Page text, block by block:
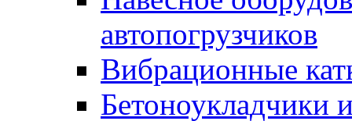
автопогрузчиков
Вибрационные
Бетоноукладчики